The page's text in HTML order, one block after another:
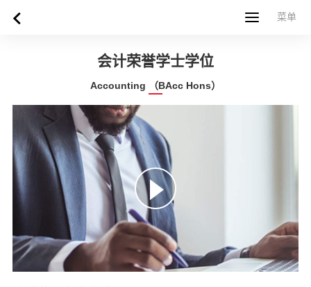
菜单
菜单
会计荣誉学士学位
Accounting （BAcc Hons）